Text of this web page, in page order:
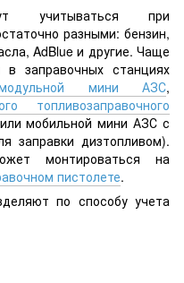
учитываться при
разными: бензин,
AdBlue и другие. Чаще
заправочных станциях
мини АЗС,
топливозаправочного
мобильной мини АЗС с
заправки дизтопливом).
монтироваться на
пистолете.
по способу учета